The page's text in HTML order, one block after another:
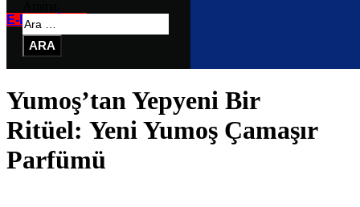
E-DERGİLER
Yumoş’tan Yepyeni Bir
Ritüel: Yeni Yumoş Çamaşır
Parfümü